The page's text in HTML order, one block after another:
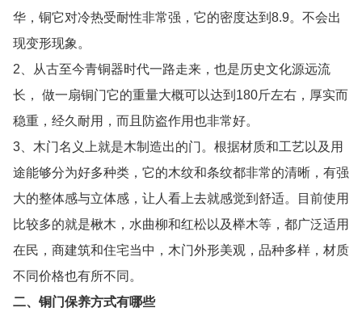
华，铜它对冷热受耐性非常强，它的密度达到8.9。不会出
现变形现象。
2、从古至今青铜器时代一路走来，也是历史文化源远流
长， 做一扇铜门它的重量大概可以达到180斤左右，厚实而
稳重，经久耐用，而且防盗作用也非常好。
3、木门名义上就是木制造出的门。根据材质和工艺以及用
途能够分为好多种类，它的木纹和条纹都非常的清晰，有强
大的整体感与立体感，让人看上去就感觉到舒适。目前使用
比较多的就是楸木，水曲柳和红松以及榉木等，都广泛适用
在民，商建筑和住宅当中，木门外形美观，品种多样，材质
不同价格也有所不同。
二、铜门保养方式有哪些